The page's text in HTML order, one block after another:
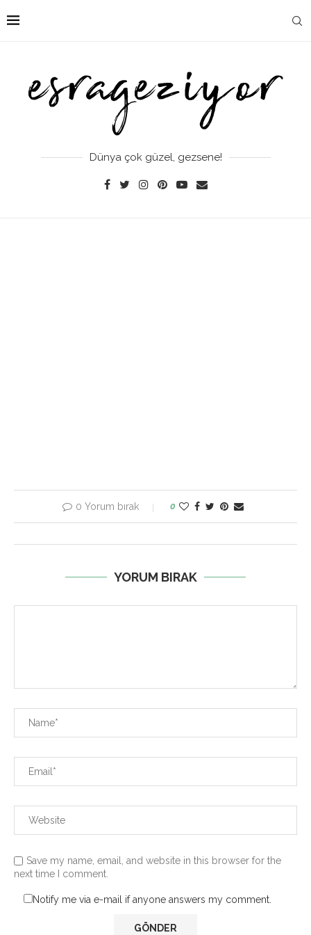
Dünya çok güzel, gezsene!
0 Yorum bırak 0
YORUM BIRAK
Save my name, email, and website in this browser for the
next time I comment.
Notify me via e-mail if anyone answers my comment.